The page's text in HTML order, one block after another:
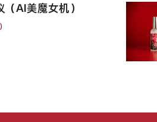
AI美魔女机）